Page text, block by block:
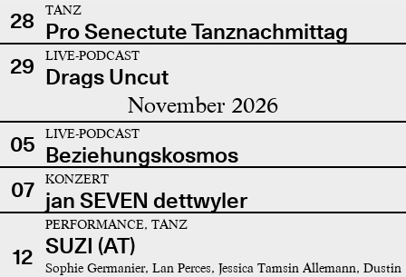
28
TANZ
Pro Senectute Tanznachmittag
29
LIVE-PODCAST
Drags Uncut
November 2026
05 LIVE-PODCAST
Beziehungskosmos
07
KONZERT
jan SEVEN dettwyler
12
PERFORMANCE, TANZ
SUZI (AT)
Sophie Germanier, Lan Perces, Jessica Tamsin Allemann, Dustin